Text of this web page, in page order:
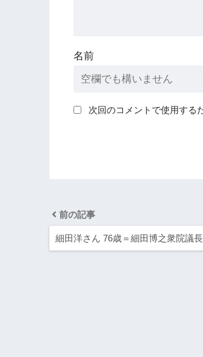
名前
次回のコメントで使用する
前の記事
細田洋さん 76歳＝細田博之衆院議